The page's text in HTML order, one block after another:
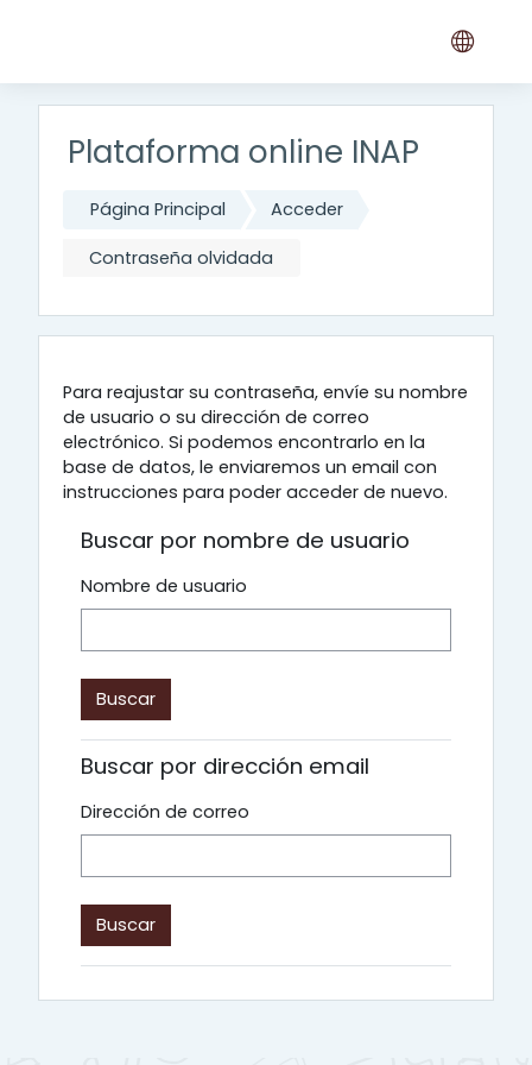
Plataforma online INAP
Página Principal Acceder
Contraseña olvidada
Para reajustar su contraseña, envíe su nombre
de usuario o su dirección de correo
electrónico. Si podemos encontrarlo en la
base de datos, le enviaremos un email con
instrucciones para poder acceder de nuevo.
Buscar por nombre de usuario
Nombre de usuario
Buscar por dirección email
Dirección de correo